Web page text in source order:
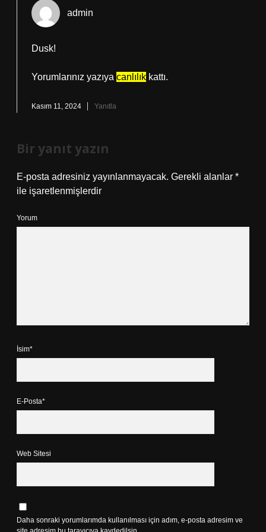
admin
Dusk!
Yorumlarınız yazıya canlılık kattı.
Kasım 11, 2024 Yanıtla
Bir yanıt yazın
E-posta adresiniz yayınlanmayacak. Gerekli alanlar *
ile işaretlenmişlerdir
Yorum
İsim*
E-Posta*
Web Sitesi
Daha sonraki yorumlarımda kullanılması için adım, e-posta adresim ve